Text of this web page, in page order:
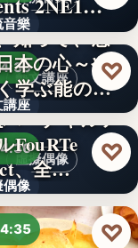
音樂
藝文講座
講座
円
知って、感
本の心～や
学ぶ能の世
♡
虛擬偶像
偶像
ーチャルア
FouRTe
、全…
♡
♡